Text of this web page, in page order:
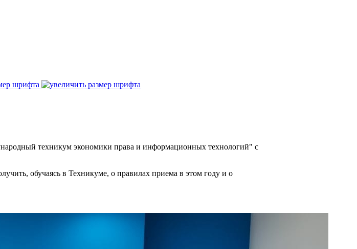
шрифта
техникум экономики права и информационных технологий" с
обучаясь в Техникуме, о правилах приема в этом году и о